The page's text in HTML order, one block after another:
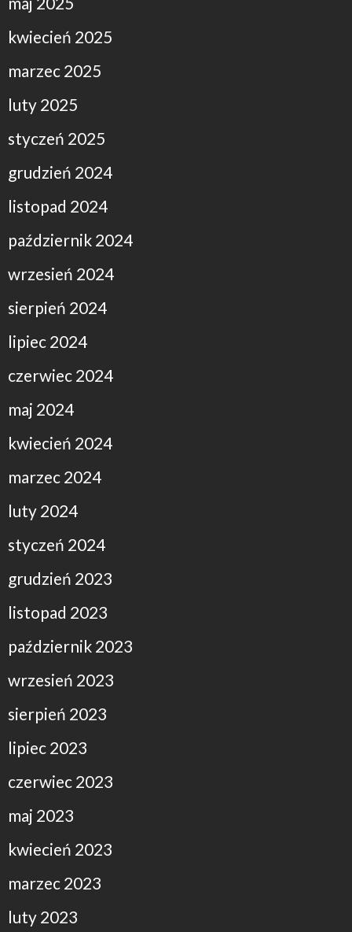
kwiecień 2025
marzec 2025
luty 2025
styczeń 2025
grudzień 2024
listopad 2024
październik 2024
wrzesień 2024
sierpień 2024
lipiec 2024
czerwiec 2024
maj 2024
kwiecień 2024
marzec 2024
luty 2024
styczeń 2024
grudzień 2023
listopad 2023
październik 2023
wrzesień 2023
sierpień 2023
lipiec 2023
czerwiec 2023
maj 2023
kwiecień 2023
marzec 2023
luty 2023